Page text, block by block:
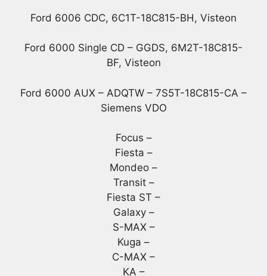
Ford 6006 CDC, 6C1T-18C815-BH, Visteon
Ford 6000 Single CD – GGDS, 6M2T-18C815-
BF, Visteon
Ford 6000 AUX – ADQTW – 7S5T-18C815-CA –
Siemens VDO
Focus –
Fiesta –
Mondeo –
Transit –
Fiesta ST –
Galaxy –
S-MAX –
Kuga –
C-MAX –
KA –